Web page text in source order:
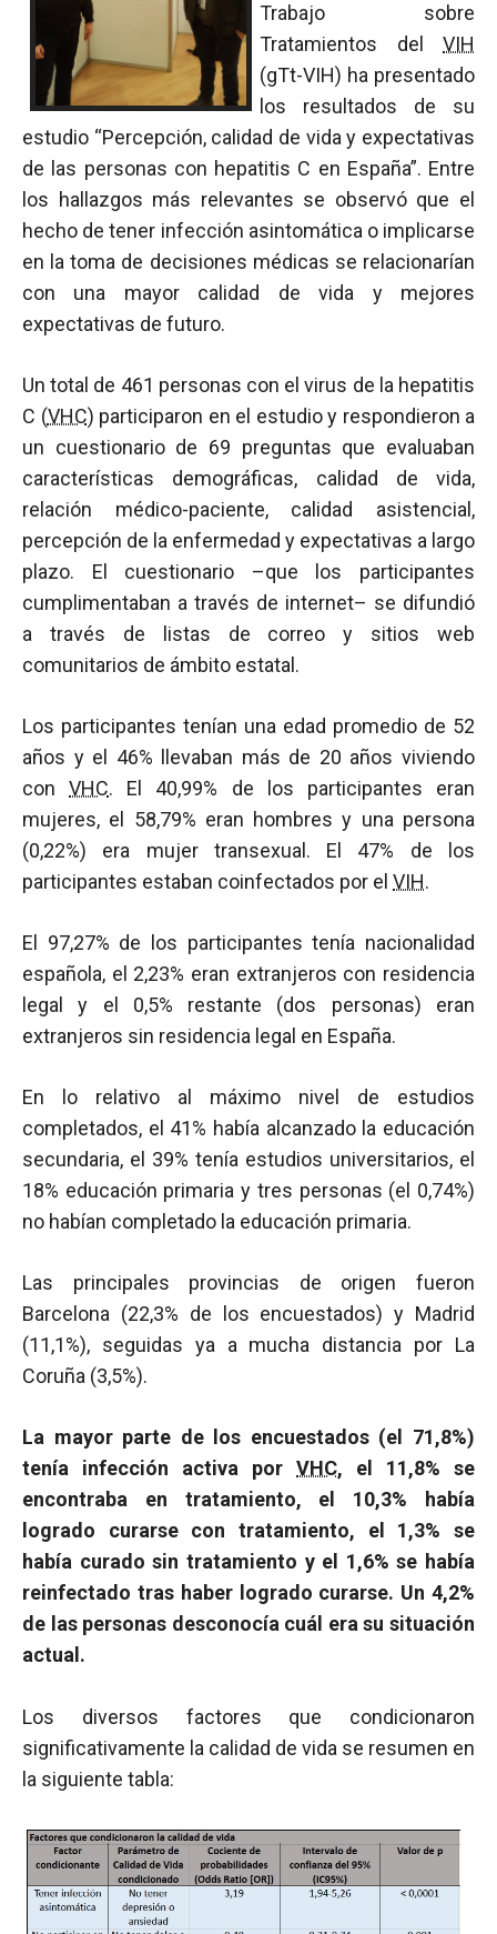
Trabajo sobre
Tratamientos del VIH
(gTt-VIH) ha presentado
los resultados de su
estudio “Percepción, calidad de vida y expectativas
de las personas con hepatitis C en España”. Entre
los hallazgos más relevantes se observó que el
hecho de tener infección asintomática o implicarse
en la toma de decisiones médicas se relacionarían
con una mayor calidad de vida y mejores
expectativas de futuro.
Un total de 461 personas con el virus de la hepatitis
C (VHC) participaron en el estudio y respondieron a
un cuestionario de 69 preguntas que evaluaban
características demográficas, calidad de vida,
relación médico-paciente, calidad asistencial,
percepción de la enfermedad y expectativas a largo
plazo. El cuestionario –que los participantes
cumplimentaban a través de internet– se difundió
a través de listas de correo y sitios web
comunitarios de ámbito estatal.
Los participantes tenían una edad promedio de 52
años y el 46% llevaban más de 20 años viviendo
conVHC. El 40,99% de los participantes eran
mujeres, el 58,79% eran hombres y una persona
(0,22%) era mujer transexual. El 47% de los
participantes estaban coinfectados por el VIH.
El 97,27% de los participantes tenía nacionalidad
española, el 2,23% eran extranjeros con residencia
legal y el 0,5% restante (dos personas) eran
extranjeros sin residencia legal en España.
En lo relativo al máximo nivel de estudios
completados, el 41% había alcanzado la educación
secundaria, el 39% tenía estudios universitarios, el
18% educación primaria y tres personas (el 0,74%)
no habían completado la educación primaria.
Las principales provincias de origen fueron
Barcelona (22,3% de los encuestados) y Madrid
(11,1%), seguidas ya a mucha distancia por La
Coruña (3,5%).
La mayor parte de los encuestados (el 71,8%)
tenía infección activa por VHC, el 11,8% se
encontraba en tratamiento, el 10,3% había
logrado curarse con tratamiento, el 1,3% se
había curado sin tratamiento y el 1,6% se había
reinfectado tras haber logrado curarse. Un 4,2%
de las personas desconocía cuál era su situación
actual.
Los diversos factores que condicionaron
significativamente la calidad de vida se resumen en
la siguiente tabla: